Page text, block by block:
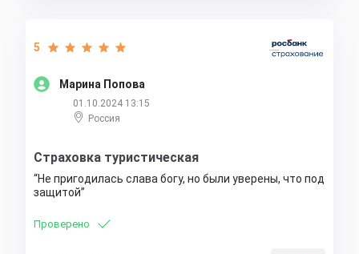
Марина Попова
5
01.10.2024 13:15
Россия
Страховка туристическая
Не пригодилась слава богу, но были уверены, что под
защитой
Проверено